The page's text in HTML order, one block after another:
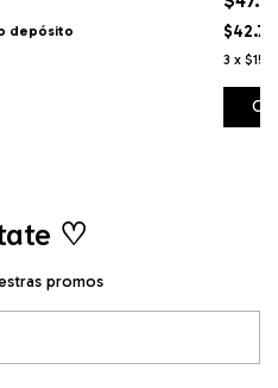
depósito
3 x
♡
promos